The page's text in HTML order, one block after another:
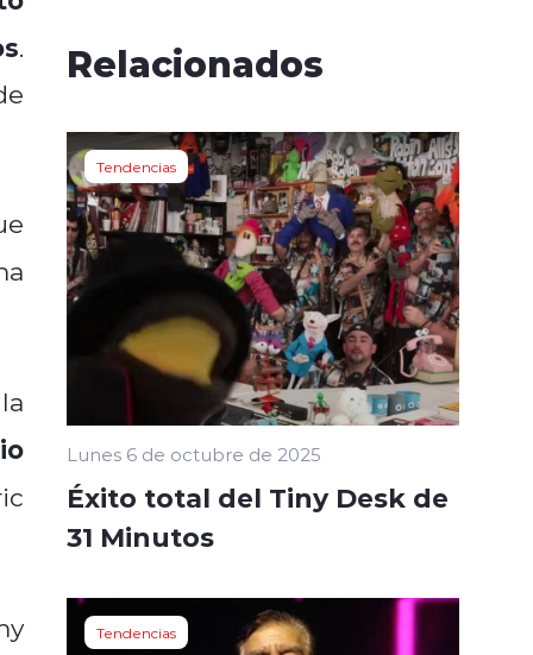
.
Relacionados
Tendencias
Lunes 6 de octubre de 2025
Éxito total del Tiny Desk de
31 Minutos
Tendencias